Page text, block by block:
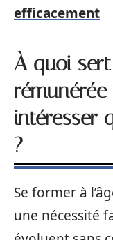
efficacement
À quoi
intéresser
?
Se former à
une nécessité